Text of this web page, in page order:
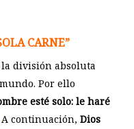
CARNE”
división absoluta
Por ello
esté solo: le haré
A continuación, Dios